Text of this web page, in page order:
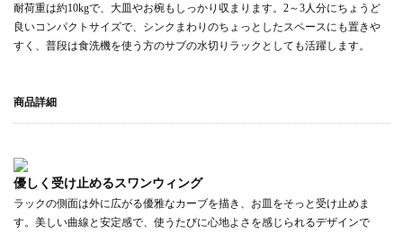
耐荷重は約10kgで、大皿やお椀もしっかり収まります。2～3人分にちょうど
良いコンパクトサイズで、シンクまわりのちょっとしたスペースにも置きや
すく、普段は食洗機を使う方のサブの水切りラックとしても活躍します。
商品詳細
優しく受け止めるスワンウィング
ラックの側面は外に広がる優雅なカーブを描き、お皿をそっと受け止めま
す。美しい曲線と安定感で、使うたびに心地よさを感じられるデザインで